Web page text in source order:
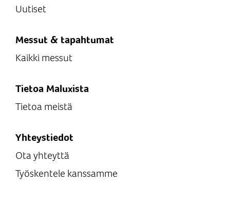
Uutiset
Messut & tapahtumat
Kaikki messut
Tietoa Maluxista
Tietoa meistä
Yhteystiedot
Ota yhteyttä
Työskentele kanssamme